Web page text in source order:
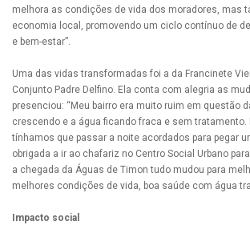
melhora as condições de vida dos moradores, mas
economia local, promovendo um ciclo contínuo de
e bem-estar”.
Uma das vidas transformadas foi a da Francinete
Conjunto Padre Delfino. Ela conta com alegria as
presenciou: “Meu bairro era muito ruim em questão
crescendo e a água ficando fraca e sem tratamento.
tínhamos que passar a noite acordados para pegar
obrigada a ir ao chafariz no Centro Social Urbano
a chegada da Águas de Timon tudo mudou para
melhores condições de vida, boa saúde com água
Impacto social